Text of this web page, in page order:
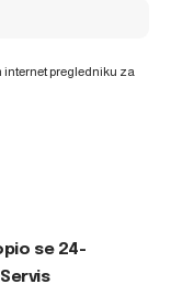
internet pregledniku za
se 24-